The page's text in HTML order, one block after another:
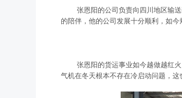
张恩阳的公司负责向四川地区输送
的陪伴，他的公司发展十分顺利，如今
张恩阳的货运事业如今越做越红火
气机在冬天根本不存在冷启动问题，这